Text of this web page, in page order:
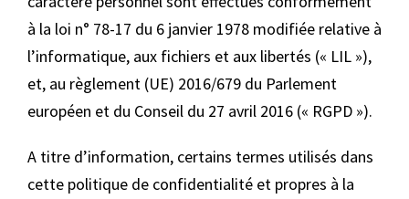
à la loi n° 78-17 du 6 janvier 1978 modifiée relative à
l’informatique, aux fichiers et aux libertés (« LIL »),
et, au règlement (UE) 2016/679 du Parlement
européen et du Conseil du 27 avril 2016 (« RGPD »).
A titre d’information, certains termes utilisés dans
cette politique de confidentialité et propres à la